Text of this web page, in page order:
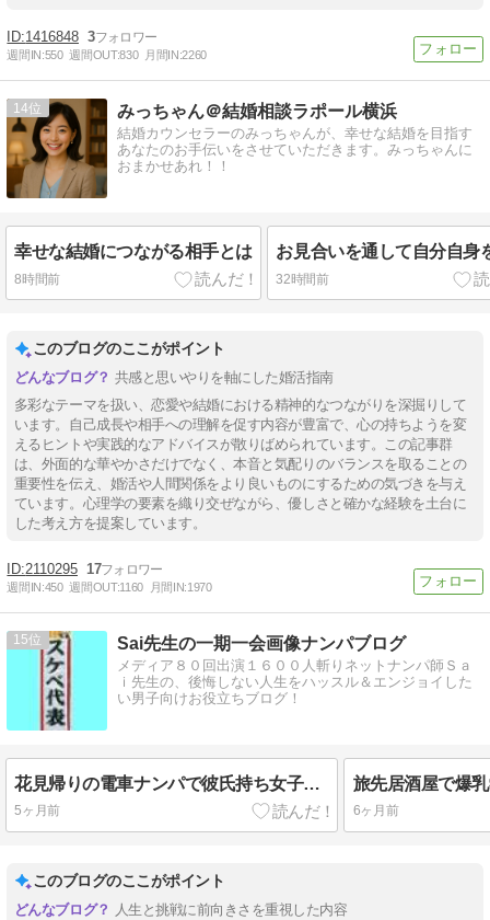
1416848 3
週間IN:550 週間OUT:830 月間IN:2260
14 みっちゃん＠結婚相談ラポール横浜
結婚カウンセラーのみっちゃんが、幸せな結婚を目指す
あなたのお手伝いをさせていただきます。みっちゃんに
おまかせあれ！！
幸せな結婚につながる相手とは
8時間前
お見合いを通して自分自身
32時間前
このブログのここがポイント
共感と思いやりを軸にした婚活指南
多彩なテーマを扱い、恋愛や結婚における精神的なつながりを深掘りして
います。自己成長や相手への理解を促す内容が豊富で、心の持ちようを変
えるヒントや実践的なアドバイスが散りばめられています。この記事群
は、外面的な華やかさだけでなく、本音と気配りのバランスを取ることの
重要性を伝え、婚活や人間関係をより良いものにするための気づきを与え
ています。心理学の要素を織り交ぜながら、優しさと確かな経験を土台に
した考え方を提案しています。
2110295 17
週間IN:450 週間OUT:1160 月間IN:1970
15 Sai先生の一期一会画像ナンパブログ
メディア８０回出演１６００人斬りネットナンパ師Ｓａ
ｉ先生の、後悔しない人生をハッスル＆エンジョイした
い男子向けお役立ちブログ！
花見帰りの電車ナンパで彼氏持ち女子を浮気セックスな日常ナンパ体験談
5ヶ月前 6ヶ月前
このブログのここがポイント
人生と挑戦に前向きさを重視した内容